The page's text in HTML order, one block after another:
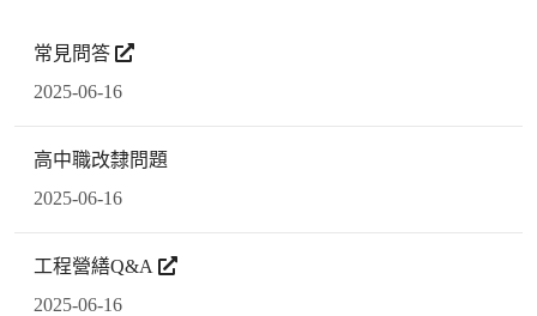
常見問答
2025-06-16
高中職改隸問題
2025-06-16
工程營繕Q&A
2025-06-16